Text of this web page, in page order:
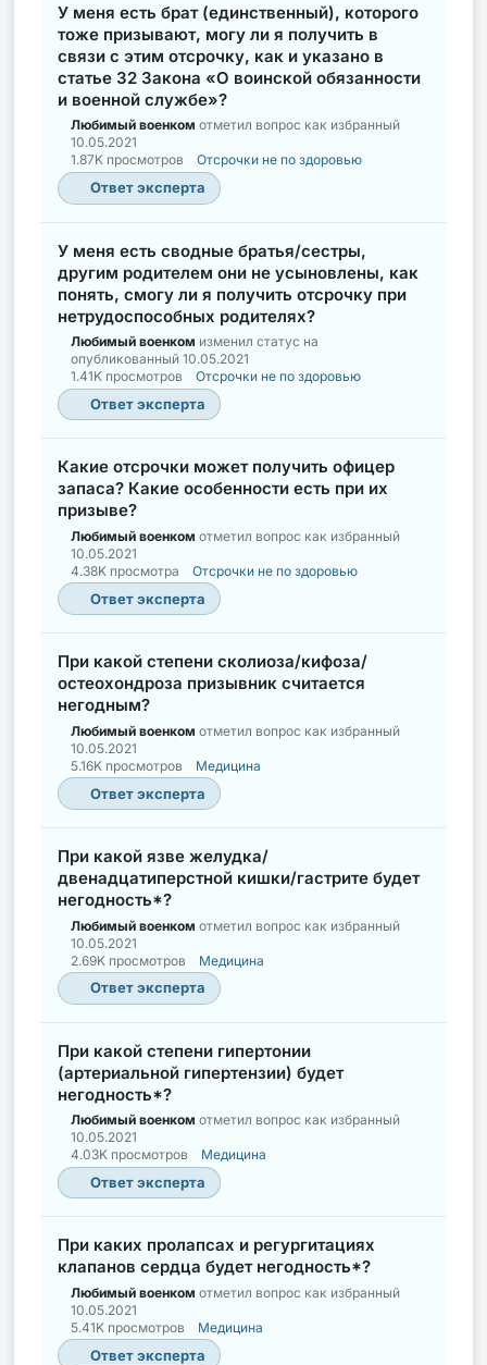
У меня есть брат (единственный), которого
тоже призывают, могу ли я получить в
связи с этим отсрочку, как и указано в
статье 32 Закона «О воинской обязанности
и военной службе»?
Любимый военком отметил вопрос как избранный
10.05.2021
1.87K просмотров
Отсрочки не по здоровью
Ответ эксперта
У меня есть сводные братья/сестры,
другим родителем они не усыновлены, как
понять, смогу ли я получить отсрочку при
нетрудоспособных родителях?
Любимый военком изменил статус на
опубликованный 10.05.2021
1.41K просмотров
Отсрочки не по здоровью
Ответ эксперта
Какие отсрочки может получить офицер
запаса? Какие особенности есть при их
призыве?
Любимый военком отметил вопрос как избранный
10.05.2021
4.38K просмотра
Отсрочки не по здоровью
Ответ эксперта
При какой степени сколиоза/кифоза/
остеохондроза призывник считается
негодным?
Любимый военком отметил вопрос как избранный
10.05.2021
5.16K просмотров
Медицина
Ответ эксперта
При какой язве желудка/
двенадцатиперстной кишки/гастрите будет
негодность*?
Любимый военком отметил вопрос как избранный
10.05.2021
2.69K просмотров
Медицина
Ответ эксперта
При какой степени гипертонии
(артериальной гипертензии) будет
негодность*?
Любимый военком отметил вопрос как избранный
10.05.2021
4.03K просмотров
Медицина
Ответ эксперта
При каких пролапсах и регургитациях
клапанов сердца будет негодность*?
Любимый военком отметил вопрос как избранный
10.05.2021
5.41K просмотров
Медицина
Ответ эксперта